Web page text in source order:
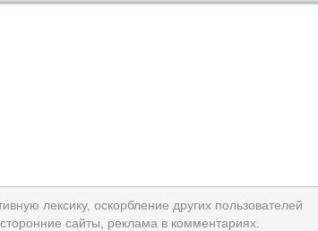
лексику, оскорбление других пользователей
сайты, реклама в комментариях.